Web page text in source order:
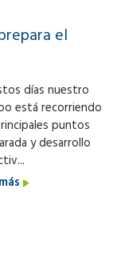
el
días nuestro
está recorriendo
puntos
y desarrollo